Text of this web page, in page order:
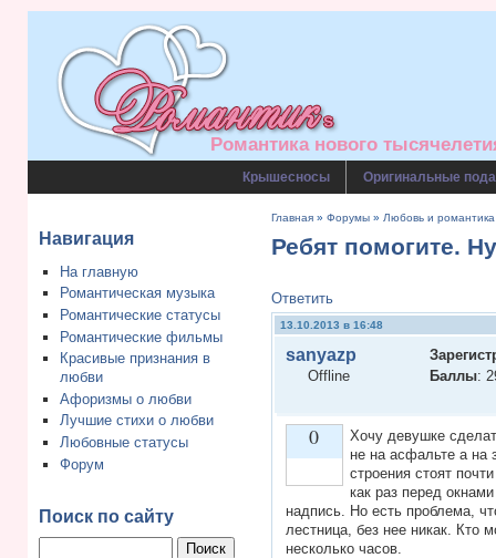
Романтика нового
Крышесносы Оригинальные
Навигация
На главную
Романтическая музыка
Романтические статусы
Романтические фильмы
Красивые признания в
любви
Афоризмы о любви
Лучшие стихи о любви
Любовные статусы
Форум
Поиск по сайту
Главная» Форумы» Любовь и романтика
Ребят помогите.
Ответить
13.10.2013 в 16:48
sanyazp
Offline
Баллы:
0
Хочу девушке
не на асфальте а на
строения стоят
как раз перед
надпись. Но есть проблема,
лестница, без нее никак. Кто
несколько часов.